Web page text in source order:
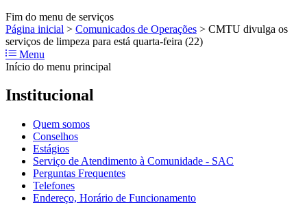
Fim do menu de serviços
Página inicial > Comunicados de Operações > CMTU divulga os
serviços de limpeza para está quarta-feira (22)
Menu
Início do menu principal
Institucional
Quem somos
Conselhos
Estágios
Serviço de Atendimento à Comunidade - SAC
Perguntas Frequentes
Telefones
Endereço, Horário de Funcionamento